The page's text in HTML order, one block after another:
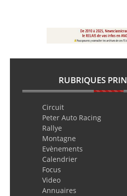
RUBRIQUES
Circuit
Peter Auto Racing
Rallye
Montagne
Evènements
Calendrier
Focus
Video
Annuaires